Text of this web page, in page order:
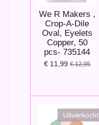
We R Makers ,
Crop-A-Dile
Oval, Eyelets
Copper, 50
pcs- 735144
€ 11,99 € 12,95
Uitverkocht